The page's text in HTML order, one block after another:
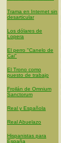
Trama en Internet sin
desarticular
Los dólares de
Lopera
El perro "Canelo de
Cai"
El Trono como
puesto de trabajo
Froilán de Omnium
Sanctorum
Real y Española
Real Abuelazo
Hispanistas para
España